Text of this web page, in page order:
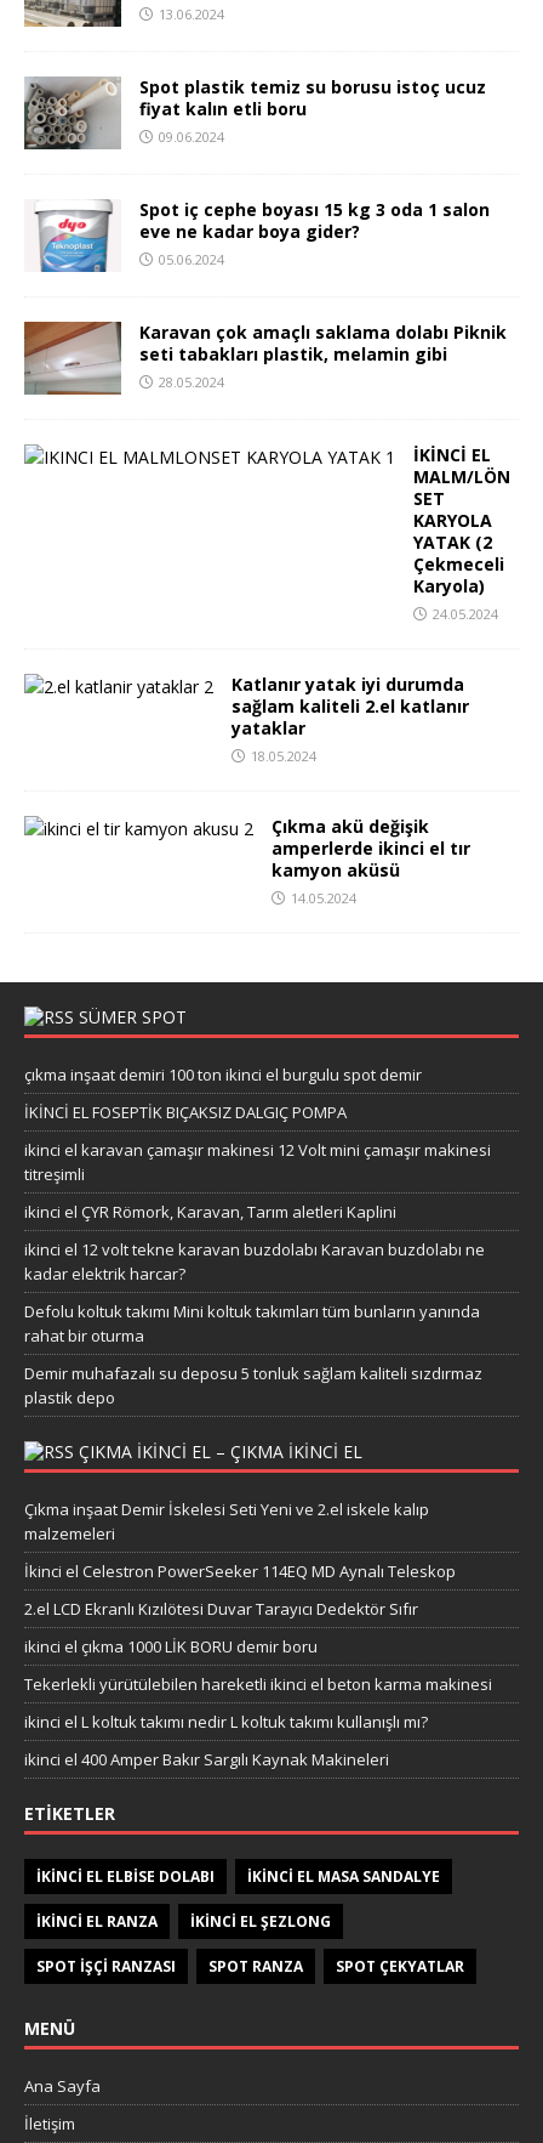
13.06.2024
Spot plastik temiz su borusu istoç ucuz
fiyat kalın etli boru
09.06.2024
Spot iç cephe boyası 15 kg 3 oda 1 salon
eve ne kadar boya gider?
05.06.2024
Karavan çok amaçlı saklama dolabı Piknik
seti tabakları plastik, melamin gibi
28.05.2024
İKİNCİ EL
MALM/LÖN
SET
KARYOLA
YATAK (2
Çekmeceli
Karyola)
24.05.2024
Katlanır yatak iyi durumda
sağlam kaliteli 2.el katlanır
yataklar
18.05.2024
Çıkma akü değişik
amperlerde ikinci el tır
kamyon aküsü
14.05.2024
SÜMER SPOT
çıkma inşaat demiri 100 ton ikinci el burgulu spot demir
İKİNCİ EL FOSEPTİK BIÇAKSIZ DALGIÇ POMPA
ikinci el karavan çamaşır makinesi 12 Volt mini çamaşır makinesi
titreşimli
ikinci el ÇYR Römork, Karavan, Tarım aletleri Kaplini
ikinci el 12 volt tekne karavan buzdolabı Karavan buzdolabı ne
kadar elektrik harcar?
Defolu koltuk takımı Mini koltuk takımları tüm bunların yanında
rahat bir oturma
Demir muhafazalı su deposu 5 tonluk sağlam kaliteli sızdırmaz
plastik depo
ÇIKMA IKINCI EL – ÇIKMA IKINCI EL
Çıkma inşaat Demir İskelesi Seti Yeni ve 2.el iskele kalıp
malzemeleri
İkinci el Celestron PowerSeeker 114EQ MD Aynalı Teleskop
2.el LCD Ekranlı Kızılötesi Duvar Tarayıcı Dedektör Sıfır
ikinci el çıkma 1000 LİK BORU demir boru
Tekerlekli yürütülebilen hareketli ikinci el beton karma makinesi
ikinci el L koltuk takımı nedir L koltuk takımı kullanışlı mı?
ikinci el 400 Amper Bakır Sargılı Kaynak Makineleri
ETIKETLER
IKINCI EL ELBISE DOLABI IKINCI EL MASA SANDALYE
IKINCI EL RANZA IKINCI EL ŞEZLONG
SPOT IŞÇI RANZASI SPOT RANZA SPOT ÇEKYATLAR
MENÜ
Ana Sayfa
İletişim